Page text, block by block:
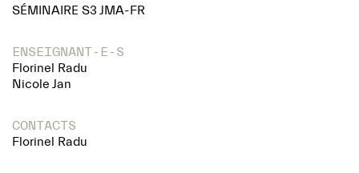
SÉMINAIRE S3 JMA-FR
ENSEIGNANT-E-S
Florinel Radu
Nicole Jan
CONTACTS
Florinel Radu